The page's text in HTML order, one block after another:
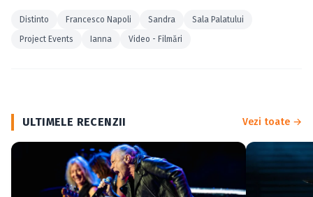
Distinto Francesco Napoli Sandra
Sala Palatului
Project Events
Ianna Video - Filmări
ULTIMELE RECENZII Vezi toate →